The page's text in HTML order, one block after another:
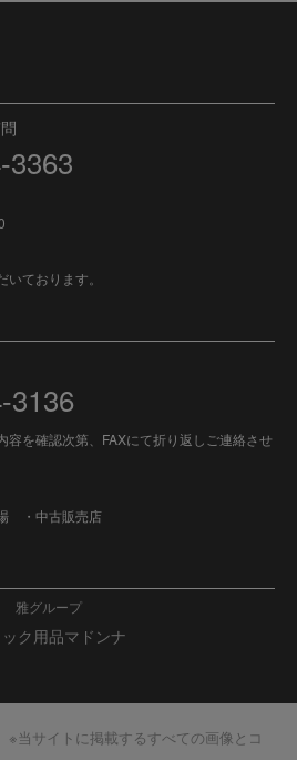
3363
ております。
3136
容を確認次第、FAXにて折り返しご連絡させ
・中古販売店
雅グループ
ック用品マドンナ
サイトに掲載するすべての画像とコ